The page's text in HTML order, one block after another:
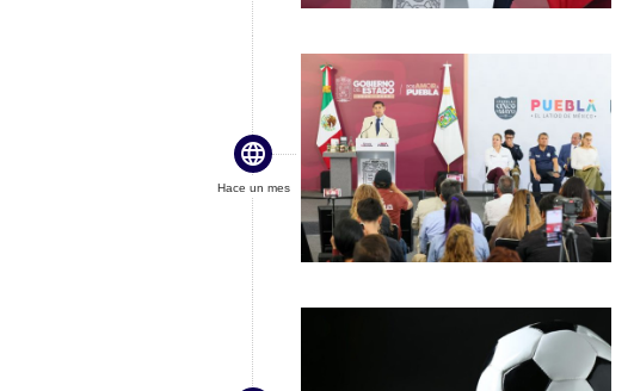

Hace un mes